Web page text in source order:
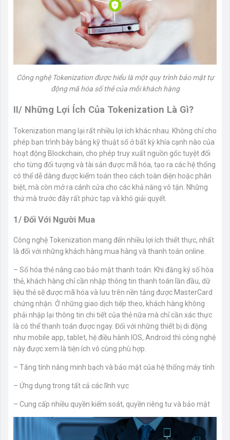
Công nghệ Tokenization được hiểu là một quy trình bảo mật tự
động mã hóa số thẻ của mỗi khách hàng
II/ Những Lợi Ích Của Tokenization Là Gì?
Tokenization mang lại rất nhiều lợi ích khác nhau. Không chỉ cho
phép bạn trình bày bằng kỹ thuật số ở bất kỳ khía cạnh nào của
hoạt động Blockchain, cho phép truy xuất nguồn gốc tuyệt đối
cho từng đối tượng và tài sản được mã hóa, tạo ra các hệ thống
có thể dễ dàng được kiểm toán theo cách toàn diện hoặc phân
biệt, mà còn mở ra cánh cửa cho các khả năng vô tận. Những
thứ mà trước đây rất phức tạp và khó giải quyết.
1/ Đối Với Người Mua
Công nghệ Tokenization mang đến nhiều lợi ích thiết thực, nhất
là đối với những khách hàng mua hàng và thanh toán online.
– Số hóa thẻ nâng cao bảo mật thanh toán: Khi đăng ký số hóa
thẻ, khách hàng chỉ cần nhập thông tin thanh toán lần đầu, dữ
liệu thẻ sẽ được mã hóa và lưu trên nền tảng được MasterCard
chứng nhận. Ở những giao dịch tiếp theo, khách hàng không
phải nhập lại thông tin chi tiết của thẻ nữa mà chỉ cần xác thực
là có thể thanh toán được ngay. Đối với những thiết bị di động
như mobile app, tablet, hệ điều hành IOS, Android thì công nghệ
này được xem là tiện ích vô cùng phù hợp.
– Tăng tính năng minh bạch và bảo mật của hệ thống máy tính
– Ứng dụng trong tất cả các lĩnh vực
– Cung cấp nhiều quyền kiểm soát, quyền riêng tư và bảo mật